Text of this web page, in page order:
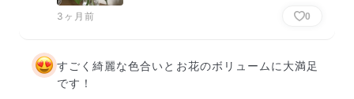
3ヶ月前 0
すごく綺麗な色合いとお花のボリュームに大満足
です！